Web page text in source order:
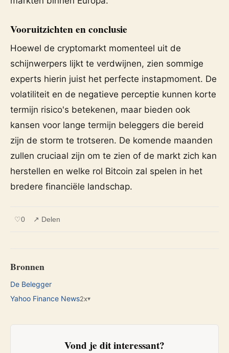
Vooruitzichten en conclusie
Hoewel de cryptomarkt momenteel uit de
schijnwerpers lijkt te verdwijnen, zien sommige
experts hierin juist het perfecte instapmoment. De
volatiliteit en de negatieve perceptie kunnen korte
termijn risico's betekenen, maar bieden ook
kansen voor lange termijn beleggers die bereid
zijn de storm te trotseren. De komende maanden
zullen cruciaal zijn om te zien of de markt zich kan
herstellen en welke rol Bitcoin zal spelen in het
bredere financiële landschap.
♡0 ↗ Delen
Bronnen
De Belegger
Yahoo Finance News2x▾
Vond je dit interessant?